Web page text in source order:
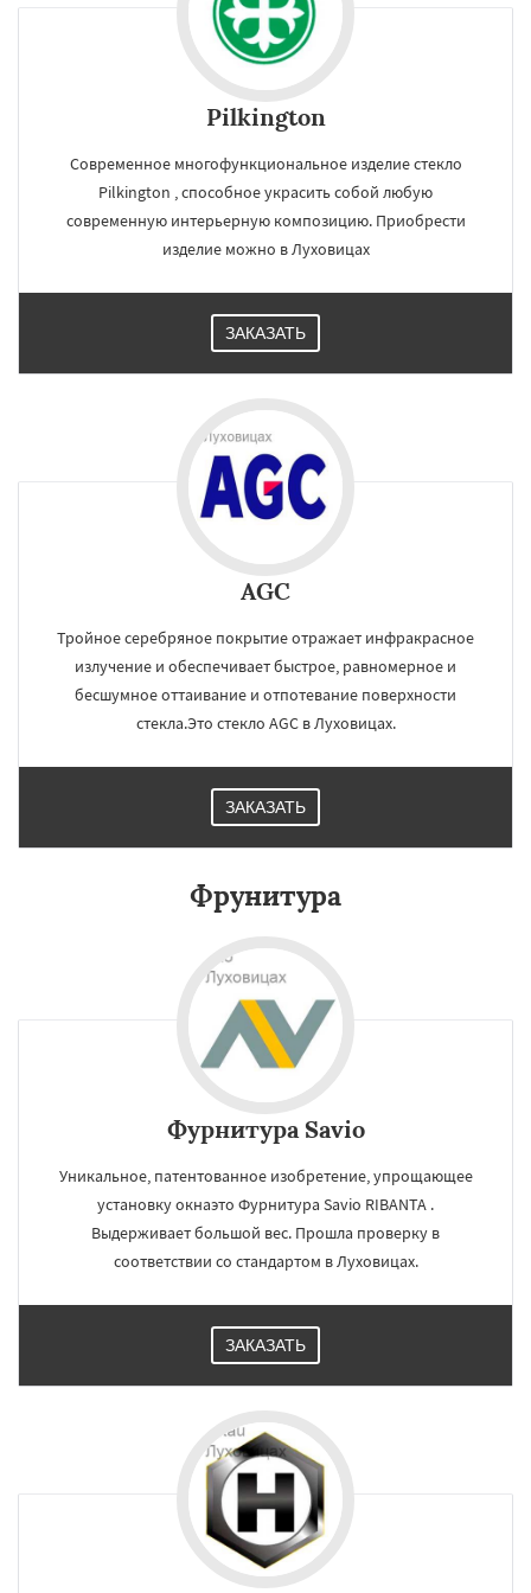
Pilkington
Современное многофункциональное изделие стекло
Pilkington , способное украсить собой любую
современную интерьерную композицию. Приобрести
изделие можно в Луховицах
ЗАКАЗАТЬ
AGC
Тройное серебряное покрытие отражает инфракрасное
излучение и обеспечивает быстрое, равномерное и
бесшумное оттаивание и отпотевание поверхности
стекла.Это стекло AGC в Луховицах.
ЗАКАЗАТЬ
Фрунитура
Фурнитура Savio
Уникальное, патентованное изобретение, упрощающее
установку окнаэто Фурнитура Savio RIBANTA .
Выдерживает большой вес. Прошла проверку в
соответствии со стандартом в Луховицах.
ЗАКАЗАТЬ